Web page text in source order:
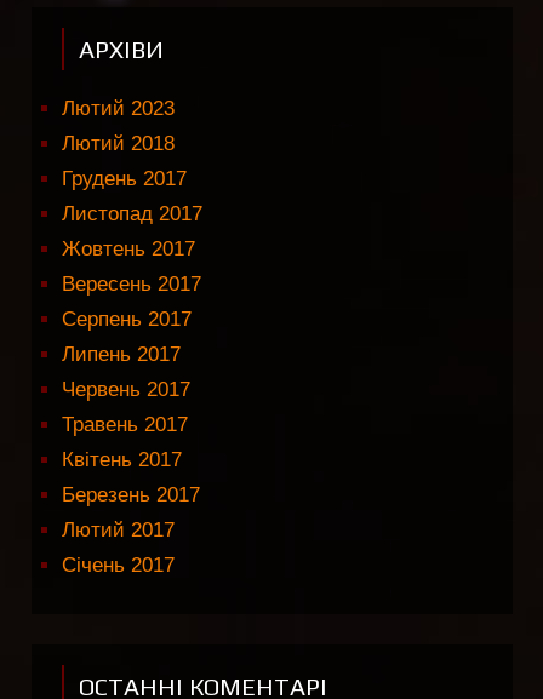
АРХІВИ
Лютий 2023
Лютий 2018
Грудень 2017
Листопад 2017
Жовтень 2017
Вересень 2017
Серпень 2017
Липень 2017
Червень 2017
Травень 2017
Квітень 2017
Березень 2017
Лютий 2017
Січень 2017
ОСТАННІ КОМЕНТАРІ